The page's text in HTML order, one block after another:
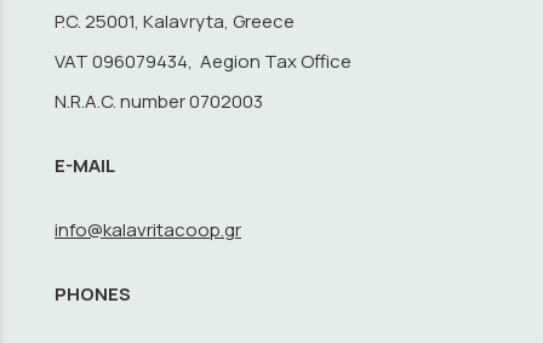
P.C. 25001, Kalavryta, Greece
VAT 096079434, Aegion Tax Office
N.R.A.C. number 0702003
E-MAIL
info@kalavritacoop.gr
PHONES